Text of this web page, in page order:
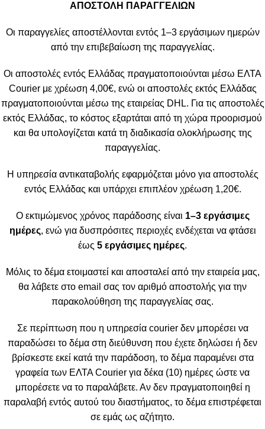
ΑΠΟΣΤΟΛΗ ΠΑΡΑΓΓΕΛΙΩΝ
Οι παραγγελίες αποστέλλονται εντός 1–3 εργάσιμων ημερών
από την επιβεβαίωση της παραγγελίας.
Οι αποστολές εντός Ελλάδας πραγματοποιούνται μέσω ΕΛΤΑ
Courier με χρέωση 4,00€, ενώ οι αποστολές εκτός Ελλάδας
πραγματοποιούνται μέσω της εταιρείας DHL. Για τις αποστολές
εκτός Ελλάδας, το κόστος εξαρτάται από τη χώρα προορισμού
και θα υπολογίζεται κατά τη διαδικασία ολοκλήρωσης της
παραγγελίας.
Η υπηρεσία αντικαταβολής εφαρμόζεται μόνο για αποστολές
εντός Ελλάδας και υπάρχει επιπλέον χρέωση 1,20€.
Ο εκτιμώμενος χρόνος παράδοσης είναι 1–3 εργάσιμες
ημέρες, ενώ για δυσπρόσιτες περιοχές ενδέχεται να φτάσει
έως 5 εργάσιμες ημέρες.
Μόλις το δέμα ετοιμαστεί και αποσταλεί από την εταιρεία μας,
θα λάβετε στο email σας τον αριθμό αποστολής για την
παρακολούθηση της παραγγελίας σας.
Σε περίπτωση που η υπηρεσία courier δεν μπορέσει να
παραδώσει το δέμα στη διεύθυνση που έχετε δηλώσει ή δεν
βρίσκεστε εκεί κατά την παράδοση, το δέμα παραμένει στα
γραφεία των ΕΛΤΑ Courier για δέκα (10) ημέρες ώστε να
μπορέσετε να το παραλάβετε. Αν δεν πραγματοποιηθεί η
παραλαβή εντός αυτού του διαστήματος, το δέμα επιστρέφεται
σε εμάς ως αζήτητο.